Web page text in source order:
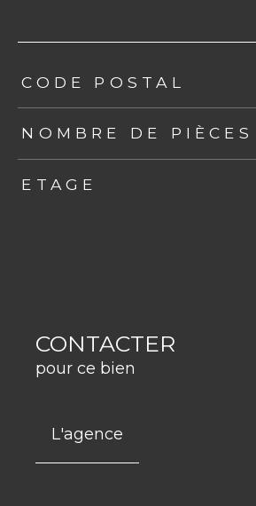
TRAD_ZEPHYR_Caracteristique
CODE POSTAL
NOMBRE DE PIÈCES
ETAGE
CONTACTER
pour ce bien
L'agence